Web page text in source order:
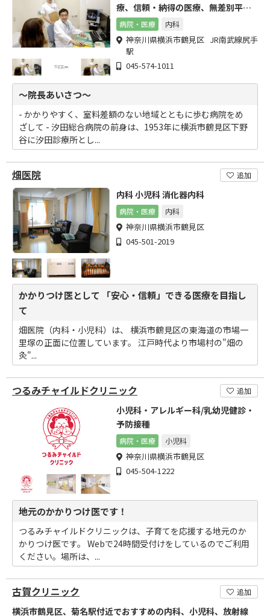
療、信頼・納得の医療、無差別平等
の医療を追及します。
病院・医療 内科
神奈川県横浜市鶴見区 JR南武線尻手
駅
045-574-1011
～院長あいさつ～
- かかりやすく、室料差額のない地域とともに歩む病院をめ
ざして - 汐田総合病院の前身は、1953年に横浜市鶴見区下野
谷に汐田診療所とし...
畑医院 追加
内科 小児科 消化器内科
病院・医療 内科
神奈川県横浜市鶴見区
045-501-2019
かかりつけ医として 「安心・信頼」できる医療を目指し
て
畑医院（内科・小児科）は、 横浜市鶴見区の東海道の市場一
里塚の正面に位置しています。 江戸時代より市場村の"畑の
灸"...
つるみチャイルドクリニック 追加
小児科・アレルギー科/乳幼児健診・
予防接種
病院・医療 小児科
神奈川県横浜市鶴見区
045-504-1222
地元のかかりつけ医です！
つるみチャイルドクリニックは、子育てを応援する地元のか
かりつけ医です。 Webで24時間受付けをしているのでご利用
ください。場所は、...
古賀クリニック 追加
横浜市鶴見区、菊名駅付近でおすすめの内科、小児科、放射線